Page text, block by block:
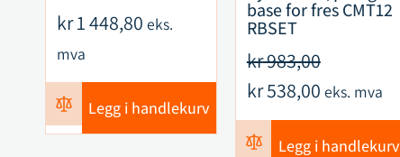
kr1 448,80 eks.
mva
Legg i handlekurv
base for fres CMT12
RBSET
kr983,00
kr538,00 eks. mva
Legg i handlekurv